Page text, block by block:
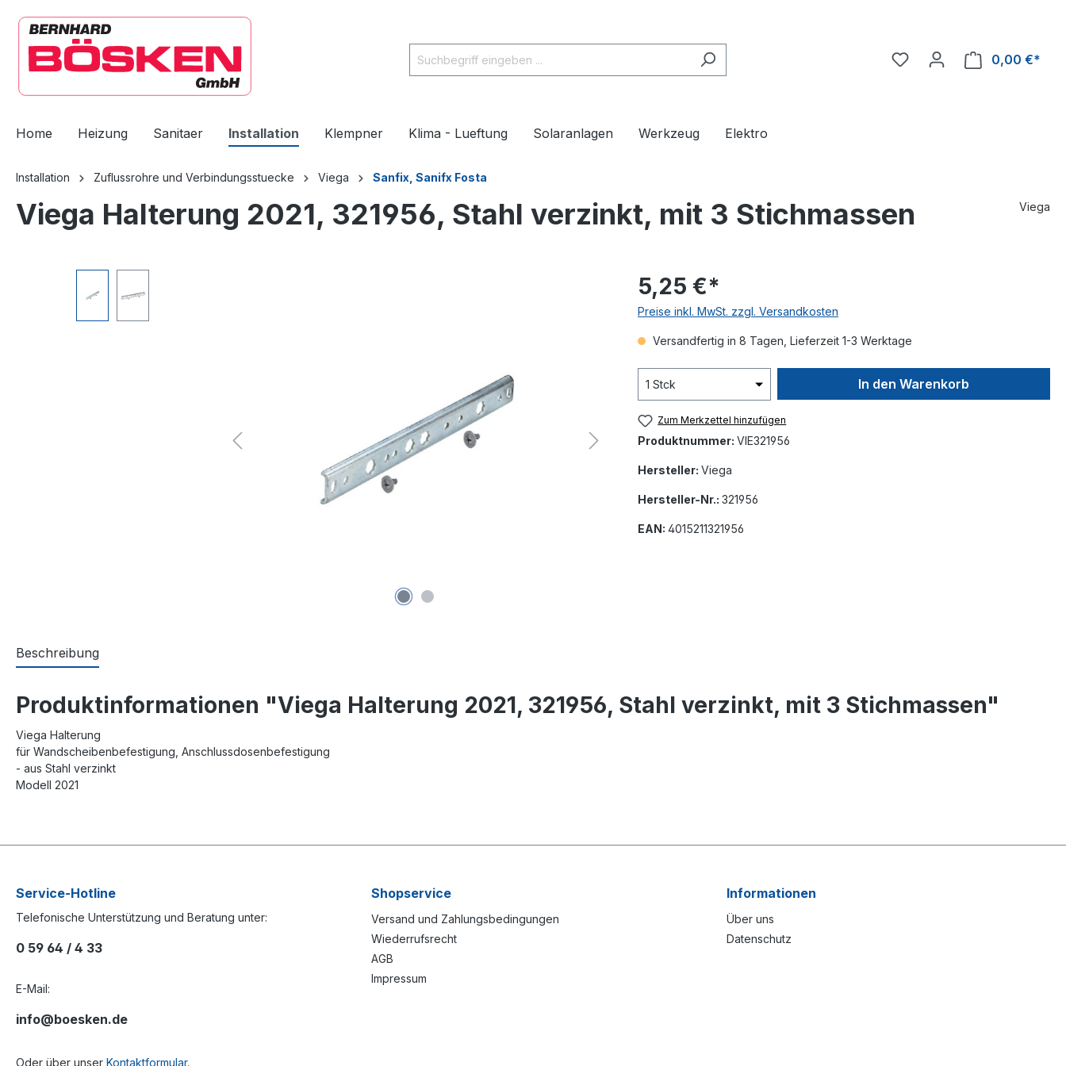
Zur Hauptnavigation springen
0,00 €*
Home Heizung Sanitaer Installation Klempner Klima - Lueftung Solaranlagen Werkzeug Elektro
Installation Zuflussrohre und Verbindungsstuecke Viega Sanfix, Sanifx Fosta
Viega Halterung 2021, 321956, Stahl verzinkt, mit 3 Stichmassen Viega
5,25 €*
Preise inkl. MwSt. zzgl. Versandkosten
Versandfertig in 8 Tagen, Lieferzeit 1-3 Werktage
In den Warenkorb
Zum Merkzettel hinzufügen
Produktnummer: VIE321956
Hersteller: Viega
Hersteller-Nr.: 321956
EAN: 4015211321956
Beschreibung
Produktinformationen "Viega Halterung 2021, 321956, Stahl verzinkt, mit 3 Stichmassen"
Viega Halterung
für Wandscheibenbefestigung, Anschlussdosenbefestigung
- aus Stahl verzinkt
Modell 2021
Service-Hotline
Telefonische Unterstützung und Beratung unter:
0 59 64 / 4 33
E-Mail:
info@boesken.de
Oder über unser Kontaktformular.
Shopservice
Versand und Zahlungsbedingungen
Wiederrufsrecht
AGB
Impressum
Informationen
Über uns
Datenschutz